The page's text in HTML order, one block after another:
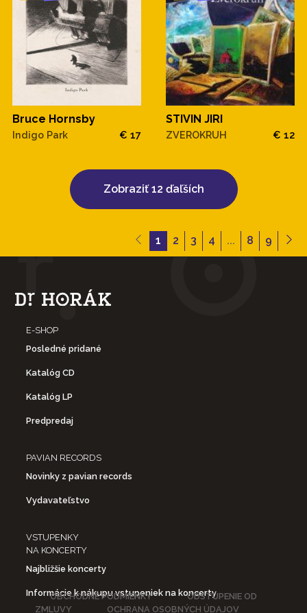
Bruce Hornsby
Indigo Park € 17
STIVIN JIRI
ZVEROKRUH € 12
Zobraziť 12 ďaľších
1 2 3 4 ... 8 9
E-SHOP
Posledné pridané
Katalóg CD
Katalóg LP
Predpredaj
PAVIAN RECORDS
Novinky z pavian records
Vydavateľstvo
VSTUPENKY
NA KONCERTY
Najbližšie koncerty
Informácie k nákupu vstupeniek na koncerty
OBCHODNÉ PODMIENKY
ODSTÚPENIE OD
ZMLUVY
OCHRANA OSOBNÝCH ÚDAJOV